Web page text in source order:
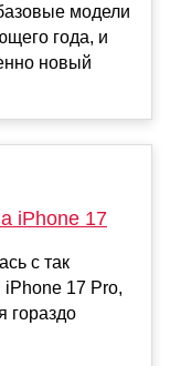
модели
года, и
новый
iPhone 17
с так
17 Pro,
гораздо